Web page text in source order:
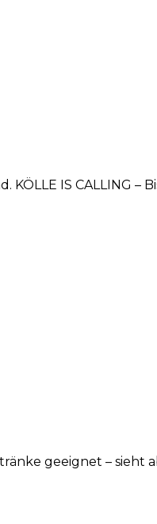
KÖLLE IS CALLING –
geeignet – sieht